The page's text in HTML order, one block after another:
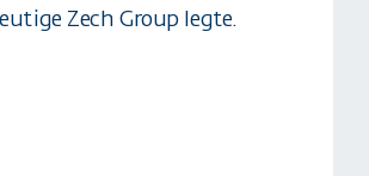
Zech Group legte.